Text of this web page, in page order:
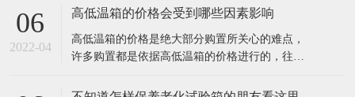
中方代表陈新生一行莅临工厂参观指导。 东
基斯坦驻华广州领事馆总领事迪亚尔汗先生和商
务参赞穆罕默德·艾凡先生、中方代表
06
2022-04
高低温箱的价格会受到哪些因素影响
​高低温箱的价格是绝大部分购置所关心的难点，
许多购置都是依据高低温箱的价格进行的，往往
工制作工艺.原料.核心技术等因素不一样，因此在